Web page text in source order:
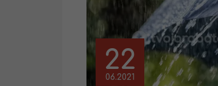
22
06.2021